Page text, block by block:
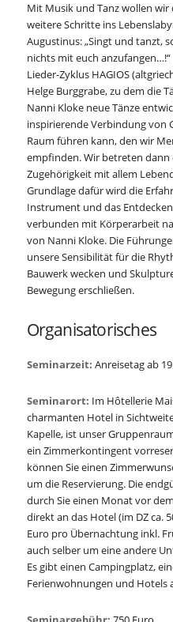
Mit Musik und Tanz wollen
weitere Schritte ins
Augustinus: „Singt und tanzt,
nichts mit euch
Lieder-Zyklus HAGIOS
Helge Burggrabe, zu dem die
Nanni Kloke neue Tänze
inspirierende Verbindung von
Raum führen kann, den wir
empfinden. Wir betreten dann
Zugehörigkeit mit allem
Grundlage dafür wird die
Instrument und das
verbunden mit Körperarbeit
von Nanni Kloke. Die
unsere Sensibilität für die
Bauwerk wecken und
Bewegung erschließen.
Organisatorisches
Seminarzeit: Anreisetag ab
Seminarort: Im Hôtellerie
charmanten Hotel in
Kapelle, ist unser
ein Zimmerkontingent
können Sie einen
um die Reservierung. Die
durch Sie einen Monat vor
direkt an das Hotel (im DZ ca.
Euro pro Übernachtung inkl.
auch selber um eine andere
Es gibt einen Campingplatz,
Ferienwohnungen und Hotels